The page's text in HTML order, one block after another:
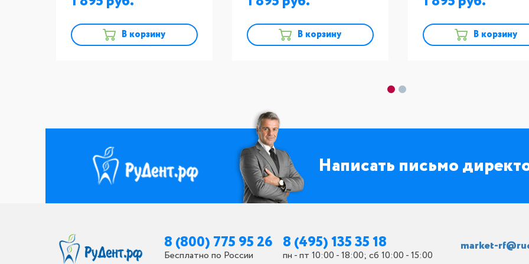
В корзину В корзину В корзину
Написать письмо
8 (800) 775 95 26
Бесплатно по России
8 (495) 135 35 18
пн - пт 10:00 - 18:00; сб 10:00 - 15:00
market-